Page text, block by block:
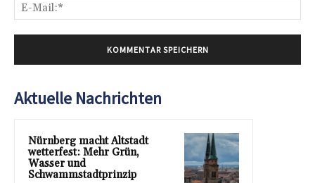
Aktuelle Nachrichten
Nürnberg macht Altstadt
wetterfest: Mehr Grün,
Wasser und
Schwammstadtprinzip